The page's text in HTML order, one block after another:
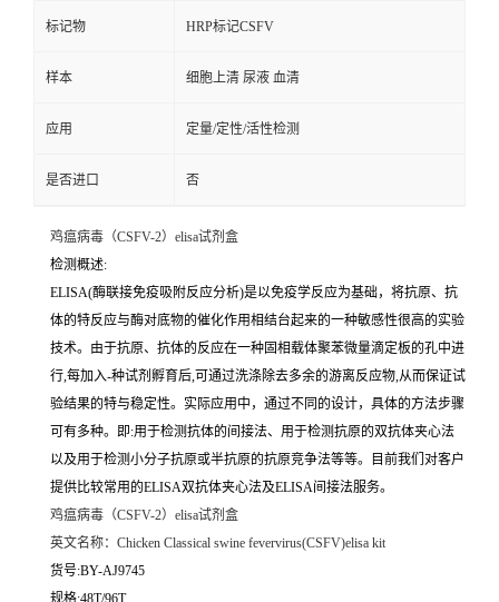
标记物 HRP标记CSFV
样本 细胞上清 尿液 血清
应用 定量/定性/活性检测
是否进口 否
鸡瘟病毒（CSFV-2）elisa试剂盒
检测概述:
ELISA(酶联接免疫吸附反应分析)是以免疫学反应为基础，将抗原、抗
体的特反应与酶对底物的催化作用相结台起来的一种敏感性很高的实验
技术。由于抗原、抗体的反应在一种固相载体聚苯微量滴定板的孔中进
行,每加入-种试剂孵育后,可通过洗涤除去多余的游离反应物,从而保证试
验结果的特与稳定性。实际应用中，通过不同的设计，具体的方法步骤
可有多种。即:用于检测抗体的间接法、用于检测抗原的双抗体夹心法
以及用于检测小分子抗原或半抗原的抗原竞争法等等。目前我们对客户
提供比较常用的ELISA双抗体夹心法及ELISA间接法服务。
鸡瘟病毒（CSFV-2）elisa试剂盒
英文名称： Chicken Classical swine fevervirus(CSFV)elisa kit
货号:BY-AJ9745